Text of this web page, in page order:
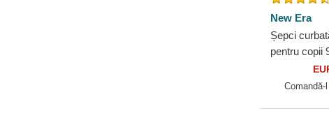
New Era
Șepci
pentru copii
Essential de
Yankees
Comandă-l